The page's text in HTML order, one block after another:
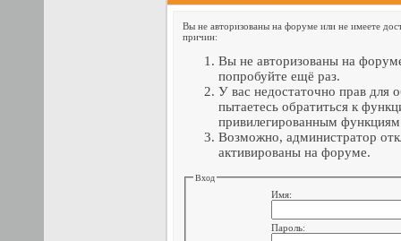
Вы не авторизованы на форуме или не имеете
причин:
Вы не авторизованы на
попробуйте ещё раз.
У вас недостаточно прав для
пытаетесь обратиться к
привилегированным
Возможно, администратор
активированы на форуме.
Вход
Имя:
Пароль: